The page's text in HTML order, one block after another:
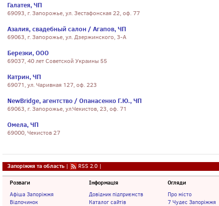
Галатея, ЧП
69093, г. Запорожье, ул. Зестафонская 22, оф. 77
Азалия, свадебный салон / Агапов, ЧП
69063, г. Запорожье, ул. Дзержинского, 3-А
Березки, ООО
69037, 40 лет Советской Украины 55
Катрин, ЧП
69071, ул. Чаривная 127, оф. 223
NewBridge, агентство / Опанасенко Г.Ю., ЧП
69063, г. Запорожье, ул.Чекистов, 23, оф. 71
Омела, ЧП
69000, Чекистов 27
Запоріжжя та область | RSS 2.0 |
Розваги
Афіша Запоріжжя
Відпочинок
Інформація
Довідник підприємств
Каталог сайтів
Огляди
Про місто
7 Чудес Запоріжжя